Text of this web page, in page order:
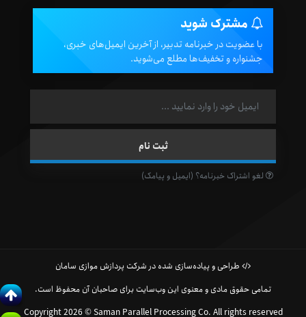
مشترک شوید
با عضویت در خبرنامه تدبیر، از آخرین ایمیل‌های خبری،
جشنواره و تخفیف‌ها مطلع می‌شوید.
لغو اشتراک خبرنامه؟ (ایمیل و پیامک)
طراحی و پیاده‌سازی شده در شرکت پردازش موازی سامان
تمامی حقوق مادی و معنوی این وب‌سایت برای صاحبان آن محفوظ است.
Copyright 2026 © Saman Parallel Processing Co. All rights reserved